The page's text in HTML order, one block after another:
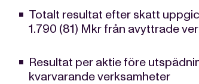
Totalt resultat efter skatt
1.790 (81) Mkr från avyttrade
Resultat per aktie före
kvarvarande verksamheter